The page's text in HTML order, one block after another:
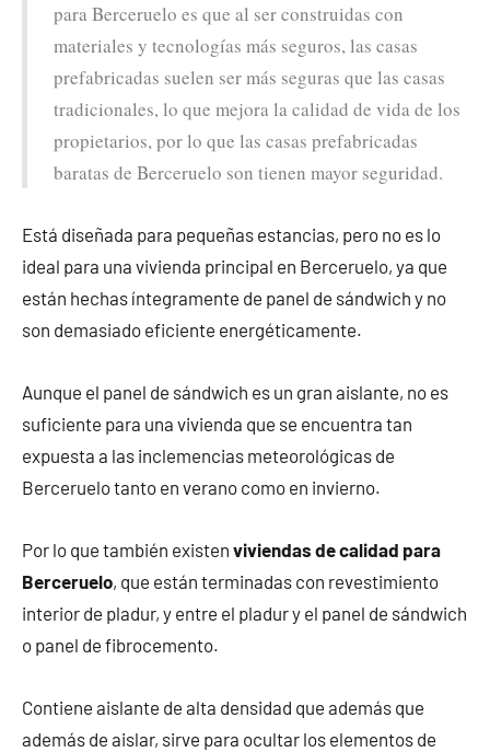
para Berceruelo es que al ser construidas con
materiales y tecnologías más seguros, las casas
prefabricadas suelen ser más seguras que las casas
tradicionales, lo que mejora la calidad de vida de los
propietarios, por lo que las casas prefabricadas
baratas de Berceruelo son tienen mayor seguridad.
Está diseñada para pequeñas estancias, pero no es lo
ideal para una vivienda principal en Berceruelo, ya que
están hechas íntegramente de panel de sándwich y no
son demasiado eficiente energéticamente.
Aunque el panel de sándwich es un gran aislante, no es
suficiente para una vivienda que se encuentra tan
expuesta a las inclemencias meteorológicas de
Berceruelo tanto en verano como en invierno.
Por lo que también existen viviendas de calidad para
Berceruelo, que están terminadas con revestimiento
interior de pladur, y entre el pladur y el panel de sándwich
o panel de fibrocemento.
Contiene aislante de alta densidad que además que
además de aislar, sirve para ocultar los elementos de